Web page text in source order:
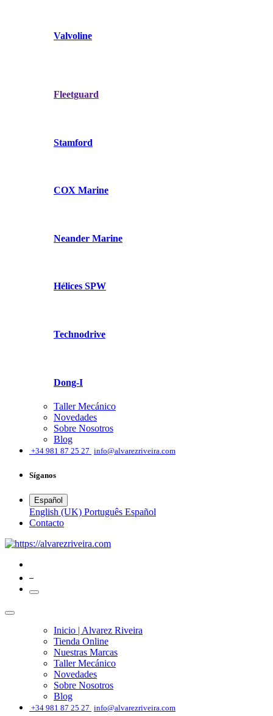
Valvoline
Fleetguard
Stamford
COX Marine
Neander Marine
Hélices SPW
Technodrive
Dong-I
Taller Mecánico
Novedades
Sobre Nosotros
Blog
+34 981 87 25 27 info@alvarezriveira.com
Síganos
Español
English (UK) Português Español
​Contacto
Inicio | Alvarez Riveira
Tienda Online
Nuestras Marcas
Taller Mecánico
Novedades
Sobre Nosotros
Blog
+34 981 87 25 27 info@alvarezriveira.com